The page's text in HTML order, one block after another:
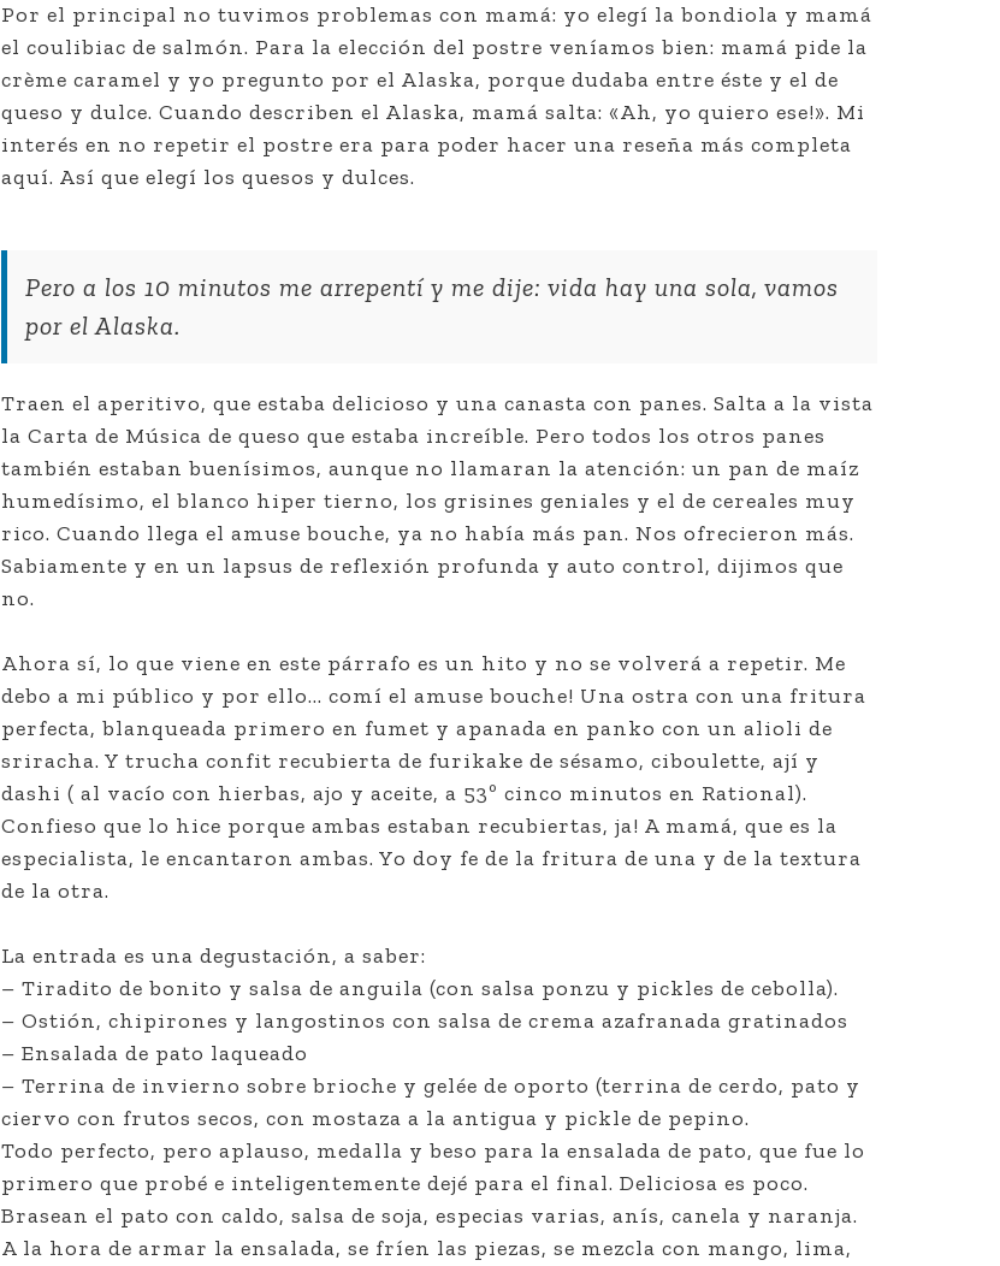
Por el principal no tuvimos problemas con mamá: yo elegí la bondiola y mamá
el coulibiac de salmón. Para la elección del postre veníamos bien: mamá pide la
crème caramel y yo pregunto por el Alaska, porque dudaba entre éste y el de
queso y dulce. Cuando describen el Alaska, mamá salta: «Ah, yo quiero ese!». Mi
interés en no repetir el postre era para poder hacer una reseña más completa
aquí. Así que elegí los quesos y dulces.
Pero a los 10 minutos me arrepentí y me dije: vida hay una sola, vamos
por el Alaska.
Traen el aperitivo, que estaba delicioso y una canasta con panes. Salta a la vista
la Carta de Música de queso que estaba increíble. Pero todos los otros panes
también estaban buenísimos, aunque no llamaran la atención: un pan de maíz
humedísimo, el blanco hiper tierno, los grisines geniales y el de cereales muy
rico. Cuando llega el amuse bouche, ya no había más pan. Nos ofrecieron más.
Sabiamente y en un lapsus de reflexión profunda y auto control, dijimos que
no.
Ahora sí, lo que viene en este párrafo es un hito y no se volverá a repetir. Me
debo a mi público y por ello… comí el amuse bouche! Una ostra con una fritura
perfecta, blanqueada primero en fumet y apanada en panko con un alioli de
sriracha. Y trucha confit recubierta de furikake de sésamo, ciboulette, ají y
dashi ( al vacío con hierbas, ajo y aceite, a 53º cinco minutos en Rational).
Confieso que lo hice porque ambas estaban recubiertas, ja! A mamá, que es la
especialista, le encantaron ambas. Yo doy fe de la fritura de una y de la textura
de la otra.
La entrada es una degustación, a saber:
– Tiradito de bonito y salsa de anguila (con salsa ponzu y pickles de cebolla).
– Ostión, chipirones y langostinos con salsa de crema azafranada gratinados
– Ensalada de pato laqueado
– Terrina de invierno sobre brioche y gelée de oporto (terrina de cerdo, pato y
ciervo con frutos secos, con mostaza a la antigua y pickle de pepino.
Todo perfecto, pero aplauso, medalla y beso para la ensalada de pato, que fue lo
primero que probé e inteligentemente dejé para el final. Deliciosa es poco.
Brasean el pato con caldo, salsa de soja, especias varias, anís, canela y naranja.
A la hora de armar la ensalada, se fríen las piezas, se mezcla con mango, lima,